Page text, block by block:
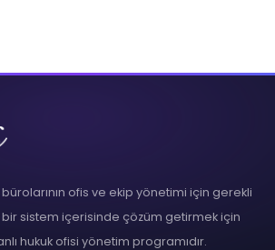
bürolarının ofis ve ekip yönetimi için gerekli
bir sistem içerisinde çözüm getirmek için
hukuk ofisi yönetim programıdır.